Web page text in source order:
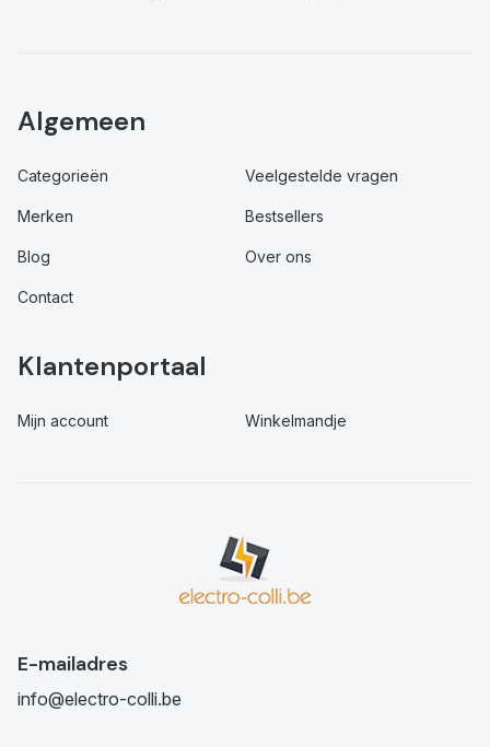
Algemeen
Categorieën Veelgestelde vragen
Merken Bestsellers
Blog Over ons
Contact
Klantenportaal
Mijn account Winkelmandje
E-mailadres
info@electro-colli.be